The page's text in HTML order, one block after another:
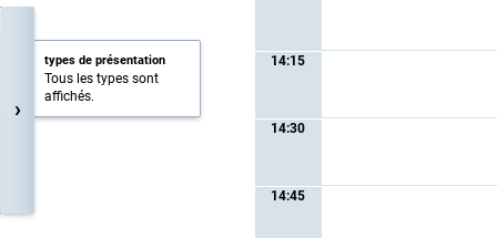
›
types de présentation
Tous les types sont
affichés.
14:15
14:30
14:45